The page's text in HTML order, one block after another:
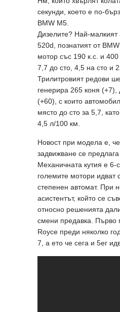
секунди, което е по-
BMW M5.
Дизелите? Най-малкият
520d, познатият от
мотор със 190 к.с. и
7,7 до сто, 4,5 на сто и
Трилитровият редови
генерира 265 коня
(+60), с които
място до сто за 5,7,
4,5 л/100 км.
Новост при модела е,
задвижване се предлага
Механичната кутия е 6-
големите мотори идват
степенен автомат. При
асистентът, който се
относно решенията
смени предавка. Първо
Royce преди няколко
7, а ето че сега и 5er